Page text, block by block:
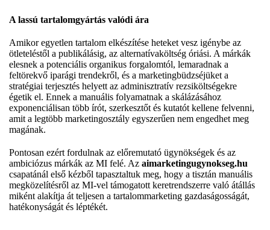
A lassú tartalomgyártás valódi ára
Amikor egyetlen tartalom elkészítése heteket vesz igénybe az
ötleteléstől a publikálásig, az alternatívaköltség óriási. A márkák
elesnek a potenciális organikus forgalomtól, lemaradnak a
feltörekvő iparági trendekről, és a marketingbüdzséjüket a
stratégiai terjesztés helyett az adminisztratív rezsiköltségekre
égetik el. Ennek a manuális folyamatnak a skálázásához
exponenciálisan több írót, szerkesztőt és kutatót kellene felvenni,
amit a legtöbb marketingosztály egyszerűen nem engedhet meg
magának.
Pontosan ezért fordulnak az előremutató ügynökségek és az
ambiciózus márkák az MI felé. Az aimarketingugynokseg.hu
csapatánál első kézből tapasztaltuk meg, hogy a tisztán manuális
megközelítésről az MI-vel támogatott keretrendszerre való átállás
miként alakítja át teljesen a tartalommarketing gazdaságosságát,
hatékonyságát és léptékét.